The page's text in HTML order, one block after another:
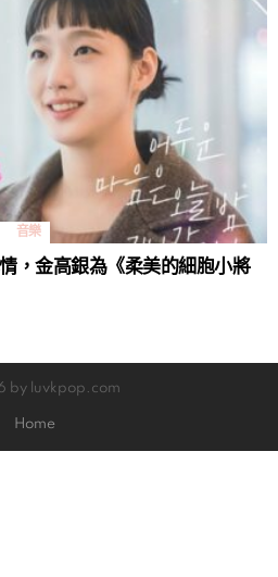
音樂
，金高銀為《柔美的細胞小將
by luvkpop.com
Home